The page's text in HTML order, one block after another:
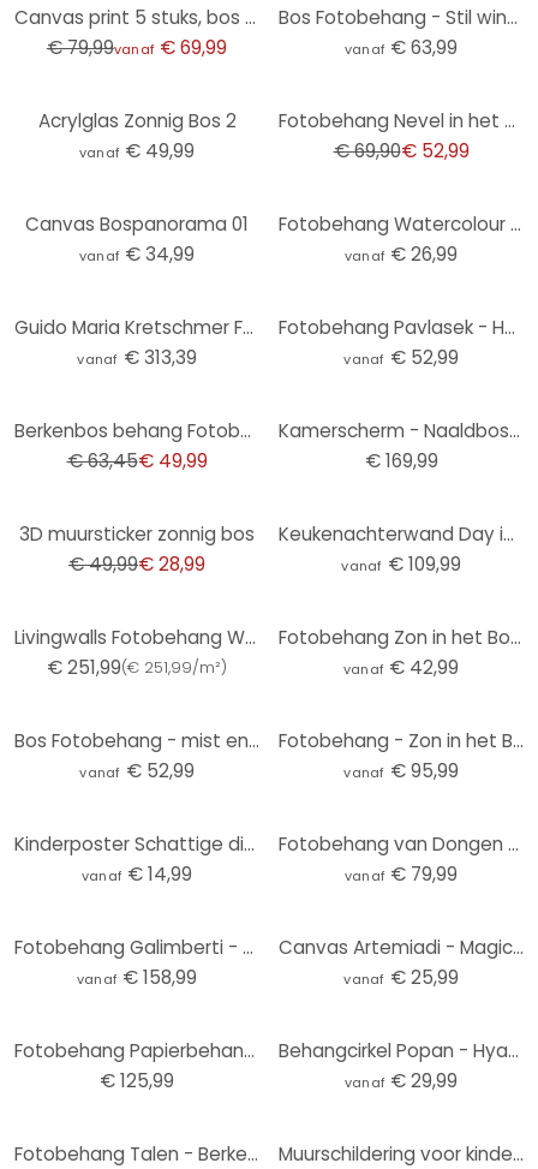
Canvas print 5 stuks, bos bomen natuur
€ 79,99vanaf € 69,99
Bos Fotobehang - Stil winterbos - Böhmer
vanaf € 63,99
Acrylglas Zonnig Bos 2
vanaf € 49,99
Fotobehang Nevel in het bos
€ 69,90€ 52,99
Canvas Bospanorama 01
vanaf € 34,99
Fotobehang Watercolour Forest
vanaf € 26,99
Guido Maria Kretschmer Fotobehang Art Edition Avec Plaisir
vanaf € 313,39
Fotobehang Pavlasek - Hoog in de Groene Bomen
vanaf € 52,99
Berkenbos behang Fotobehang wit, groen,Bloemen 2,70 x 1,59 m
€ 63,45€ 49,99
Kamerscherm - Naaldbos , 5-delig - 225x172 cm
€ 169,99
3D muursticker zonnig bos
€ 49,99€ 28,99
Keukenachterwand Day in the Forest
vanaf € 109,99
Livingwalls Fotobehang Walls by Patel 3 In the Bamboo
€ 251,99(€ 251,99/m²)
Fotobehang Zon in het Bos - blauw
vanaf € 42,99
Bos Fotobehang - mist en licht in een herfstbos - Maier
vanaf € 52,99
Fotobehang - Zon in het Berkenbos
vanaf € 95,99
Kinderposter Schattige dieren in het hart van het bos - Oliver Robins
vanaf € 14,99
Fotobehang van Dongen - Frosted Forest
vanaf € 79,99
Fotobehang Galimberti - Winter Fog
vanaf € 158,99
Canvas Artemiadi - Magical Moments
vanaf € 25,99
Fotobehang Papierbehang Sunday
€ 125,99
Behangcirkel Popan - Hyacinthen - vliesbehang/zelfklevend vliesbehang
vanaf € 29,99
Fotobehang Talen - Berkenbos (432x260 cm)
Muurschildering voor kinderkamer - Kleurrijke dinosaurussen in het oerbos - Bonne Müller - Rond - vl